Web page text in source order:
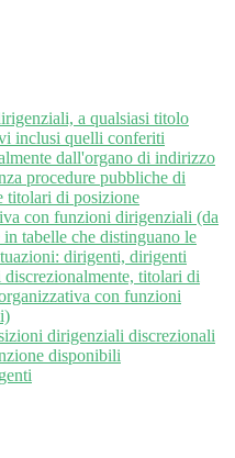
a qualsiasi titolo
inclusi quelli conferiti
dall'organo di indirizzo
procedure pubbliche di
titolari di posizione
con funzioni dirigenziali (da
tabelle che distinguano le
dirigenti, dirigenti
titolari di
con funzioni
dirigenziali discrezionali
disponibili